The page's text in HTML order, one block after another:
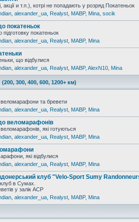
акції и т.п.), котрі не попадають у розряд Покатеньок
alexander_ua Realyst MABP, Mina socik
покатеньок
покатеньок
alexander_ua Realyst MABP, Mina
що відбулися
alexander_ua Realyst MABP, AlexN10 Mina
300, 400, 600, 1200+ км)
веломарафони та бревети
alexander_ua Realyst MABP, Mina
веломарафонів
які готуються
alexander_ua Realyst MABP, Mina
які відбулися
alexander_ua Realyst MABP, Mina
клуб "Velo-Sport Sumy
в Сумах.
у залік АСР
alexander_ua Realyst MABP, Mina